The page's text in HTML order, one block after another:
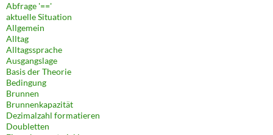
Abfrage '=='
aktuelle Situation
Allgemein
Alltag
Alltagssprache
Ausgangslage
Basis der Theorie
Bedingung
Brunnen
Brunnenkapazität
Dezimalzahl formatieren
Doubletten